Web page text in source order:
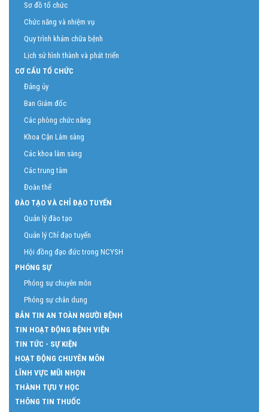
Sơ đồ tổ chức
Chức năng và nhiệm vụ
Quy trình khám chữa bệnh
Lịch sử hình thành và phát triển
CƠ CẤU TỔ CHỨC
Đảng ủy
Ban Giám đốc
Các phòng chức năng
Khoa Cận Lâm sàng
Các khoa lâm sàng
Các trung tâm
Đoàn thể
ĐÀO TẠO VÀ CHỈ ĐẠO TUYẾN
Quản lý đào tạo
Quản lý Chỉ đạo tuyến
Hội đồng đạo đức trong NCYSH
PHÓNG SỰ
Phóng sự chuyên môn
Phóng sự chân dung
BẢN TIN AN TOÀN NGƯỜI BỆNH
TIN HOẠT ĐỘNG BỆNH VIỆN
TIN TỨC - SỰ KIỆN
HOẠT ĐỘNG CHUYÊN MÔN
LĨNH VỰC MŨI NHỌN
THÀNH TỰU Y HỌC
THÔNG TIN THUỐC